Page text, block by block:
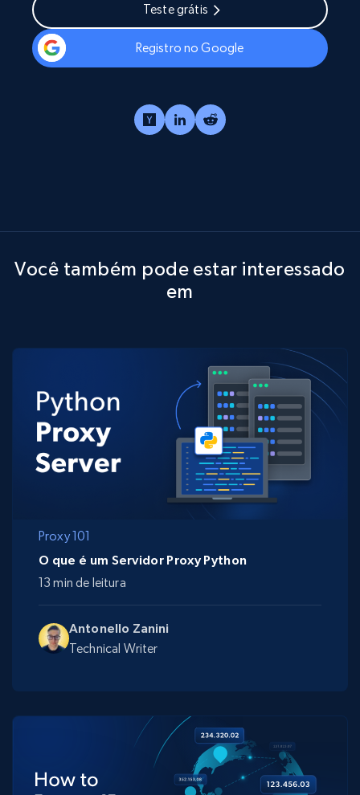
Teste grátis
Registro no Google
Você também pode estar interessado
em
Proxy 101
Antonello Zanini
Technical Writer
O que é um Servidor Proxy Python
13 min de leitura